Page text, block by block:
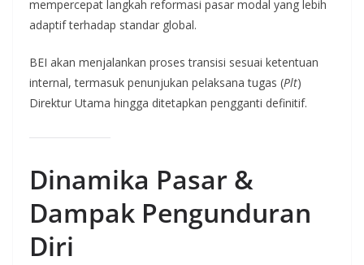
mempercepat langkah reformasi pasar modal yang lebih
adaptif terhadap standar global.
BEI akan menjalankan proses transisi sesuai ketentuan
internal, termasuk penunjukan pelaksana tugas (Plt)
Direktur Utama hingga ditetapkan pengganti definitif.
Dinamika Pasar &
Dampak Pengunduran
Diri